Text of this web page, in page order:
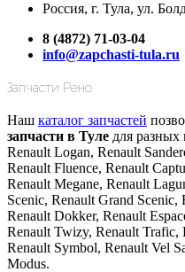
Россия, г. Тула, ул.
8 (4872) 71-03-04
info@zapchasti-tula.ru
Запчасти Рено
Наш каталог запчастей
запчасти в Туле для разных
Renault Logan, Renault
Renault Fluence, Renault
Renault Megane, Renault
Scenic, Renault Grand
Renault Dokker, Renault
Renault Twizy, Renault Trafic,
Renault Symbol, Renault Vel
Modus.